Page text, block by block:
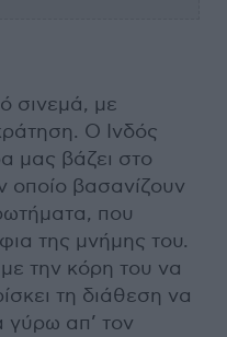
σινεμά, με
Ο Ινδός
μας βάζει στο
οποίο βασανίζουν
που
της μνήμης του.
την κόρη του να
τη διάθεση να
γύρω απ’ τον